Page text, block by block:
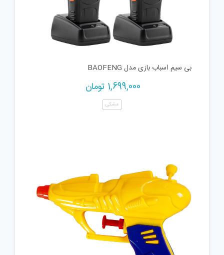
بی سیم اسباب بازی مدل BAOFENG
1,699,000 تومان
مشکی